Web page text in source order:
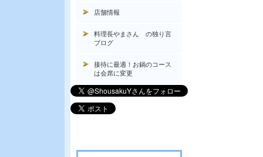
店舗情報
料理長やまさん の独り言
ブログ
接待に最適！お鍋のコース
は会席に変更